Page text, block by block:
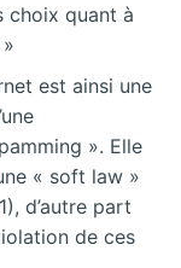
choix quant à
est ainsi une
». Elle
« soft law »
d’autre part
de ces